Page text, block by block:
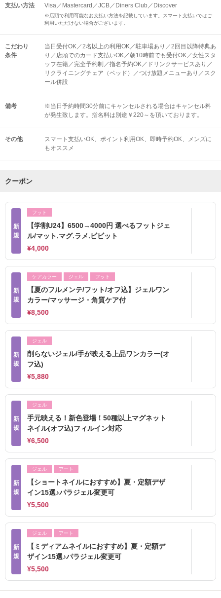
支払い方法 Visa／Mastercard／JCB／Diners Club／Discover
※店頭で利用可能なお支払い方法を記載しています。スマート支払いではご
利用いただけない場合がございます。
こだわり
条件
当日受付OK／2名以上の利用OK／駐車場あり／2回目以降特典あ
り／店頭でのカード支払いOK／朝10時前でも受付OK／女性スタ
ッフ在籍／完全予約制／指名予約OK／ドリンクサービスあり／
リクライニングチェア（ベッド）／つけ放題メニューあり／スク
ール併設
備考
※当日予約時間30分前にキャンセルされる場合はキャンセル料
が発生致します。指名料は別途￥220～を頂いております。
その他 スマート支払いOK ポイント利用OK 即時予約OK
メンズに
もオススメ
クーポン
新
規
フット
【学割U24】6500→4000円 選べるフットジェ
ル/マット.マグ.ラメ.ビビット
¥4,000
新
規
ケアカラー ジェル フット
【夏のフルメンテ/フット/オフ込】ジェルワン
カラー/マッサージ・角質ケア付
¥8,500
新
規
ジェル
削らないジェル/手が映える上品ワンカラー(オ
フ込)
¥5,880
新
規
ジェル
手元映える！新色登場！50種以上マグネット
ネイル(オフ込)フィルイン対応
¥6,500
新
規
ジェル アート
【ショートネイルにおすすめ】夏・定額デザ
イン15選♪パラジェル変更可
¥5,500
新
規
ジェル アート
【ミディアムネイルにおすすめ】夏・定額デ
ザイン15選♪パラジェル変更可
¥5,500